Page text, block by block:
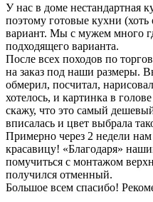
У нас в доме нестандартная
поэтому готовые кухни
вариант. Мы с мужем много
подходящего варианта.
После всех походов по
на заказ под наши размеры.
обмерил, посчитал,
хотелось, и картинка в
скажу, что это самый
вписалась и цвет выбрала
Примерно через 2 недели
красавицу! «Благодаря»
помучиться с монтажом
получился отменный.
Большое всем спасибо!